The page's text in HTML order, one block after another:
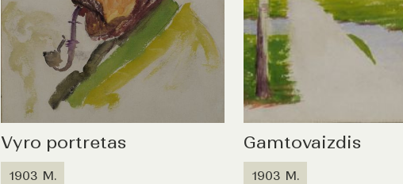
Vyro portretas
1903 M.
Gamtovaizdis
1903 M.